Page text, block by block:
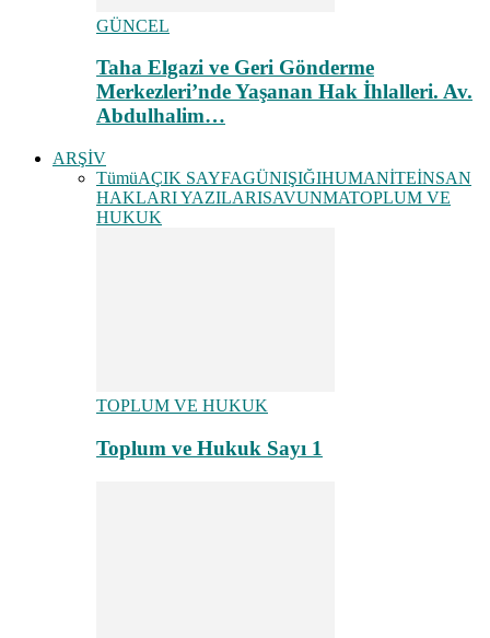
GÜNCEL
Taha Elgazi ve Geri Gönderme
Merkezleri’nde Yaşanan Hak İhlalleri. Av.
Abdulhalim…
ARŞİV
TümüAÇIK SAYFAGÜNIŞIĞIHUMANİTEİNSAN
HAKLARI YAZILARISAVUNMATOPLUM VE
HUKUK
TOPLUM VE HUKUK
Toplum ve Hukuk Sayı 1